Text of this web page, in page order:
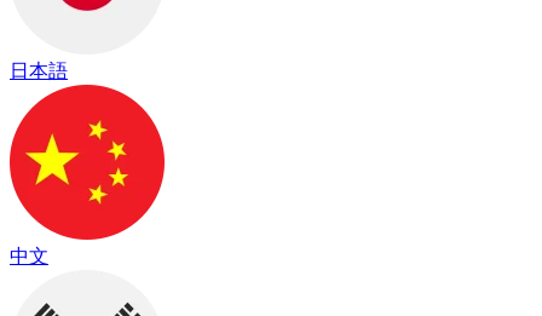
日本語
中文